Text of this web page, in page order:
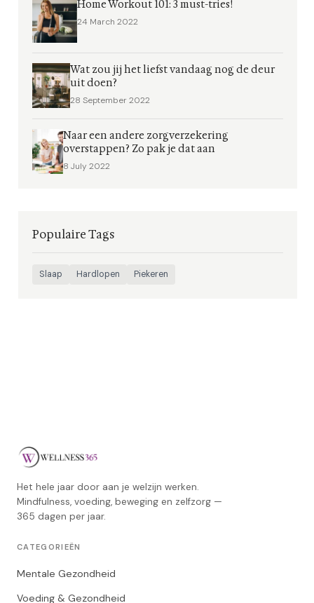
Home Workout 101: 3 must-tries!
24 March 2022
Wat zou jij het liefst vandaag nog de deur
uit doen?
28 September 2022
Naar een andere zorgverzekering
overstappen? Zo pak je dat aan
8 July 2022
Populaire Tags
Slaap Hardlopen Piekeren
Het hele jaar door aan je welzijn werken.
Mindfulness, voeding, beweging en zelfzorg —
365 dagen per jaar.
CATEGORIEËN
Mentale Gezondheid
Voeding & Gezondheid